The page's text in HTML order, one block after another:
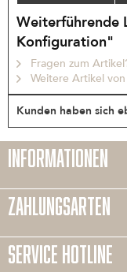
Weiterführende
Konfiguration"
Fragen zum
Weitere Artikel
Kunden haben sich
INFORMATIONEN
ZAHLUNGSARTEN
SERVICE HOTLINE